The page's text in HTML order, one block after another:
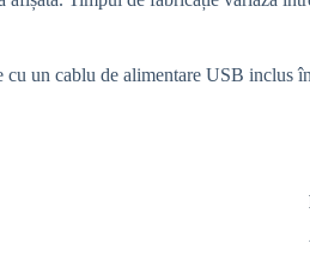
un cablu de alimentare USB inclus